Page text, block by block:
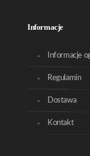
Informacje
Informacje
Regulamin
Dostawa
Kontakt